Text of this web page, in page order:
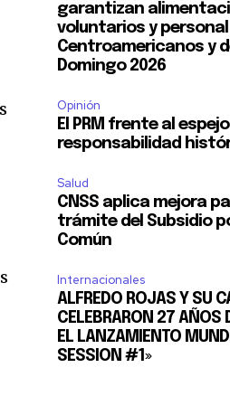
garantizan
voluntarios y personal
Centroamericanos y
Domingo 2026
Opinión
El PRM frente al
responsabilidad
Salud
CNSS aplica mejora
trámite del Subsidio
Común
Internacionales
ALFREDO ROJAS Y SU
CELEBRARON 27 AÑOS
EL LANZAMIENTO
SESSION #1»